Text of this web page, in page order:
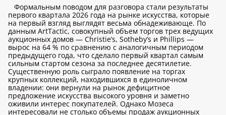
Формальным поводом для разговора стали результаты
первого квартала 2026 года на рынке искусства, которые
на первый взгляд выглядят весьма обнадеживающе. По
данным ArtTactic, совокупный объем торгов трех ведущих
аукционных домов — Christie’s, Sotheby’s и Phillips —
вырос на 64 % по сравнению с аналогичным периодом
предыдущего года, что сделало первый квартал самым
сильным стартом сезона за последнее десятилетие.
Существенную роль сыграло появление на торгах
крупных коллекций, находившихся в единоличном
владении: они вернули на рынок дефицитное
предложение искусства высокого уровня и заметно
оживили интерес покупателей. Однако Мозеса
интересовали не столько объемы продаж аукционных